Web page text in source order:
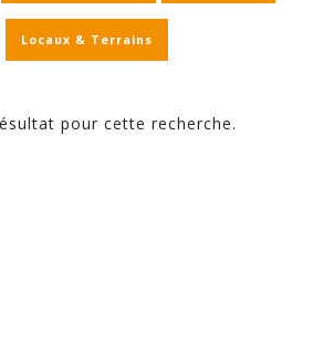
Locaux & Terrains
pour cette recherche.